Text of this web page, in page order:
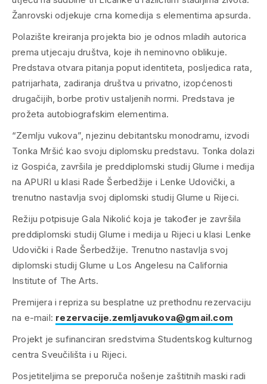
Žanrovski odjekuje crna komedija s elementima apsurda.
Polazište kreiranja projekta bio je odnos mladih autorica
prema utjecaju društva, koje ih neminovno oblikuje.
Predstava otvara pitanja poput identiteta, posljedica rata,
patrijarhata, zadiranja društva u privatno, izopćenosti
drugačijih, borbe protiv ustaljenih normi. Predstava je
prožeta autobiografskim elementima.
“Zemlju vukova”, njezinu debitantsku monodramu, izvodi
Tonka Mršić kao svoju diplomsku predstavu. Tonka dolazi
iz Gospića, završila je preddiplomski studij Glume i medija
na APURI u klasi Rade Šerbedžije i Lenke Udovički, a
trenutno nastavlja svoj diplomski studij Glume u Rijeci.
Režiju potpisuje Gala Nikolić koja je također je završila
preddiplomski studij Glume i medija u Rijeci u klasi Lenke
Udovički i Rade Šerbedžije. Trenutno nastavlja svoj
diplomski studij Glume u Los Angelesu na California
Institute of The Arts.
Premijera i repriza su besplatne uz prethodnu rezervaciju
na e-mail: rezervacije.zemljavukova@gmail.com
Projekt je sufinanciran sredstvima Studentskog kulturnog
centra Sveučilišta i u Rijeci.
Posjetiteljima se preporuča nošenje zaštitnih maski radi